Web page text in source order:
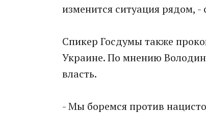
изменится ситуация рядом, -
Спикер Госдумы также
Украине. По мнению
власть.
- Мы боремся против